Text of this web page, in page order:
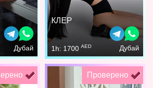
Дубай
КЛЕР
1h: 1700 AED Дубай
Проверено